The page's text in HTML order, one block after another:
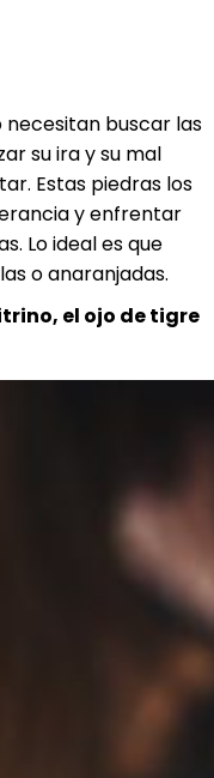
necesitan buscar las
su ira y su mal
Estas piedras los
y enfrentar
Lo ideal es que
o anaranjadas.
el ojo de tigre